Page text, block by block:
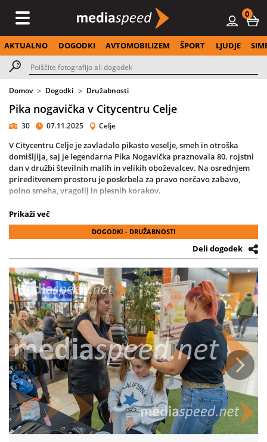
0
AKTUALNO DOGODKI AVTOMOBILIZEM ŠPORT LJUDJE
Domov Dogodki Družabnosti
Pika nogavička v Citycentru Celje
30 07.11.2025 Celje
VCitycentru Celje je zavladalo pikasto veselje, smeh in otroška
domišljija, saj je legendarna Pika Nogavička praznovala 80. rojstni
danv družbi številnih malih in velikih oboževalcev. Na osrednjem
prireditvenem prostoru je poskrbela za pravo norčavo zabavo,
polno smeha, vragolij in plesnih korakov.
Otroci so se z neustrašno Piko in njenimi prijatelji
od kod črpa svojo moč. Vzdušje je bilo preprosto
čarobno – polno barv, smeha in nalezljive Pikine energije.
zaPikine kitke,vizažistkapa je otrokom narisalapegice, zaradi
katerih so se vsi počutili kot pravi mali junaki iz Pikinega sveta.
Prikaži več
DOGODKI - DRUŽABNOSTI
Deli dogodek
Prejšnja